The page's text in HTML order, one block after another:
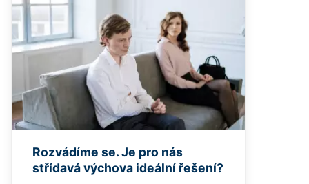
Rozvádíme se. Je pro nás
střídavá výchova ideální řešení?